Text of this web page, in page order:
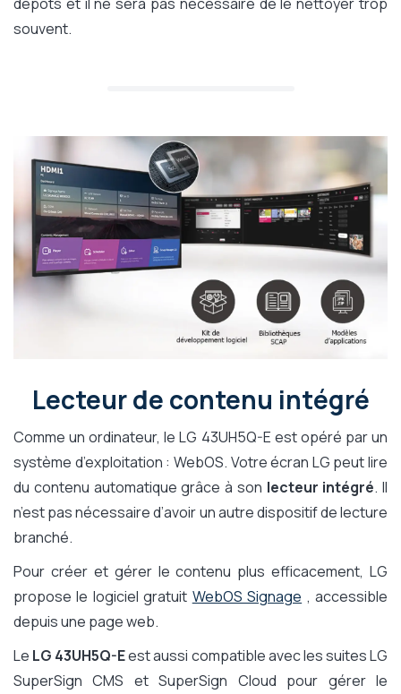
souvent.
Lecteur de contenu intégré
Comme un ordinateur, le LG 43UH5Q-E est opéré par un
système d’exploitation : WebOS. Votre écran LG peut lire
du contenu automatique grâce à son lecteur intégré. Il
n’est pas nécessaire d’avoir un autre dispositif de lecture
branché.
Pour créer et gérer le contenu plus efficacement, LG
propose le logiciel gratuit WebOS Signage , accessible
depuis une page web.
Le LG 43UH5Q-Eest aussi compatible avec les suites LG
SuperSign CMS et SuperSign Cloud pour gérer le